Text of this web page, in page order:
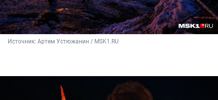
Источник: Артем Устюжанин / MSK1.RU